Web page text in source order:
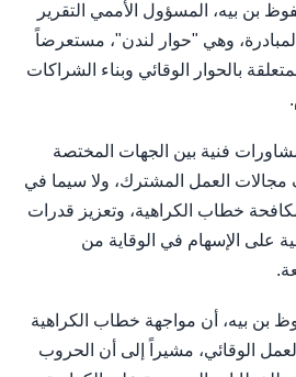
بن بيه، المسؤول الأممي التقرير
وهي "حوار لندن"، مستعرضاً
بالحوار الوقائي وبناء الشراكات
فنية بين الجهات المختصة
العمل المشترك، ولا سيما في
خطاب الكراهية، وتعزيز قدرات
على الإسهام في الوقاية من
بن بيه، أن مواجهة خطاب الكراهية
الوقائي، مشيراً إلى أن الحروب